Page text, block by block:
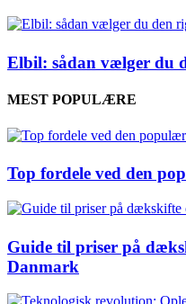
Elbil: sådan vælger du
MEST POPULÆRE
Top fordele ved den
Guide til priser på
Danmark